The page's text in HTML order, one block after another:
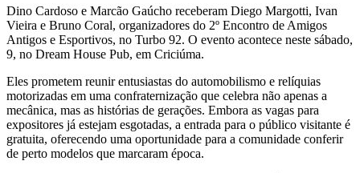
Dino Cardoso e Marcão Gaúcho receberam Diego Margotti, Ivan
Vieira e Bruno Coral, organizadores do 2º Encontro de Amigos
Antigos e Esportivos, no Turbo 92. O evento acontece neste sábado,
9, no Dream House Pub, em Criciúma.
Eles prometem reunir entusiastas do automobilismo e relíquias
motorizadas em uma confraternização que celebra não apenas a
mecânica, mas as histórias de gerações. Embora as vagas para
expositores já estejam esgotadas, a entrada para o público visitante é
gratuita, oferecendo uma oportunidade para a comunidade conferir
de perto modelos que marcaram época.